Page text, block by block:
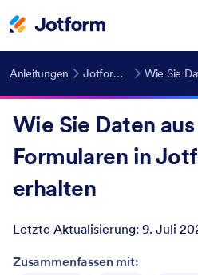
Anleitungen Jotform Tabellen
Wie Sie Daten
Formularen in
erhalten
Letzte Aktualisierung: 9. Juli
Post ID
Zusammenfassen mit: